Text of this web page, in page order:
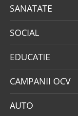
SANATATE
SOCIAL
EDUCATIE
CAMPANII OCV
AUTO